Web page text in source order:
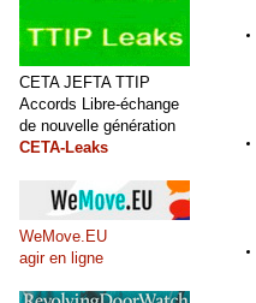
CETA JEFTA TTIP
Accords Libre-échange
de nouvelle génération
CETA-Leaks
WeMove.EU
agir en ligne